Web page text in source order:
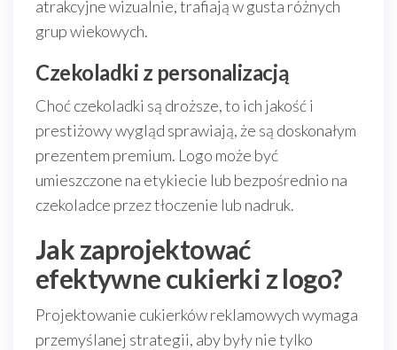
atrakcyjne wizualnie, trafiają w gusta różnych
grup wiekowych.
Czekoladki z personalizacją
Choć czekoladki są droższe, to ich jakość i
prestiżowy wygląd sprawiają, że są doskonałym
prezentem premium. Logo może być
umieszczone na etykiecie lub bezpośrednio na
czekoladce przez tłoczenie lub nadruk.
Jak zaprojektować
efektywne cukierki z logo?
Projektowanie cukierków reklamowych wymaga
przemyślanej strategii, aby były nie tylko